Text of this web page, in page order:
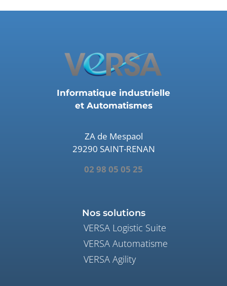
Informatique industrielle
et Automatismes
ZA de Mespaol
29290 SAINT-RENAN
02 98 05 05 25
Nos solutions
VERSA Logistic Suite
VERSA Automatisme
VERSA Agility